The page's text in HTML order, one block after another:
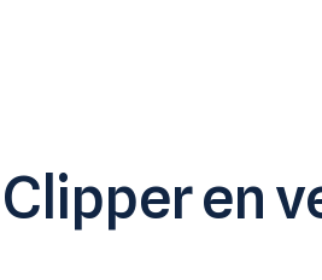
Clipper en